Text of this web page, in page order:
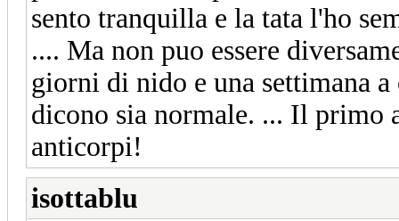
sento tranquilla e la tata l'ho
.... Ma non puo essere
giorni di nido e una settimana
dicono sia normale. ... Il primo
anticorpi!
isottablu